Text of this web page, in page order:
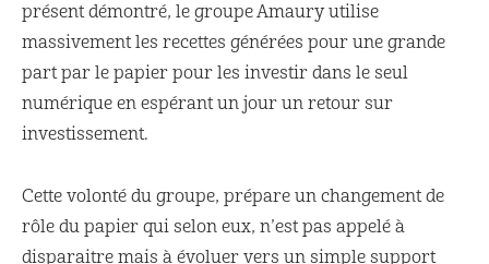
présent démontré, le groupe Amaury utilise
massivement les recettes générées pour une grande
part par le papier pour les investir dans le seul
numérique en espérant un jour un retour sur
investissement.
Cette volonté du groupe, prépare un changement de
rôle du papier qui selon eux, n’est pas appelé à
disparaitre mais à évoluer vers un simple support